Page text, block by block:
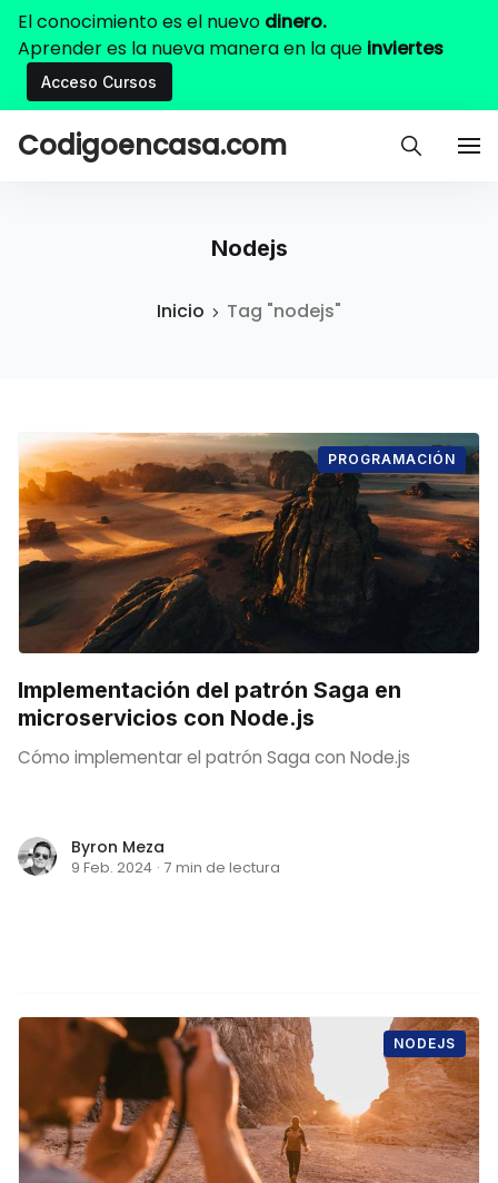
El conocimiento es el nuevo dinero.
Aprender es la nueva manera en la que inviertes
Acceso Cursos
Codigoencasa.com
Nodejs
Inicio Tag "nodejs"
PROGRAMACIÓN
Implementación del patrón Saga en
microservicios con Node.js
Cómo implementar el patrón Saga con Node.js
Byron Meza
9 Feb. 2024 · 7 min de lectura
NODEJS